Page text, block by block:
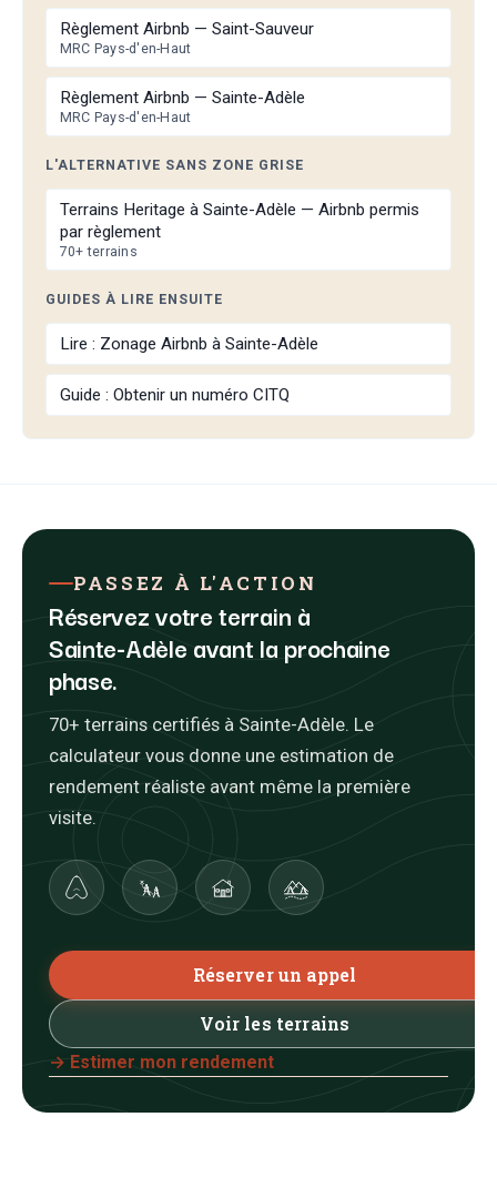
Règlement Airbnb — Saint-Sauveur
MRC Pays-d'en-Haut
Règlement Airbnb — Sainte-Adèle
MRC Pays-d'en-Haut
L'ALTERNATIVE SANS ZONE GRISE
Terrains Heritage à Sainte-Adèle — Airbnb permis
par règlement
70+ terrains
GUIDES À LIRE ENSUITE
Lire : Zonage Airbnb à Sainte-Adèle
Guide : Obtenir un numéro CITQ
PASSEZ À L'ACTION
Réservez votre terrain à
Sainte-Adèle avant la prochaine
phase.
70+ terrains certifiés à Sainte-Adèle. Le
calculateur vous donne une estimation de
rendement réaliste avant même la première
visite.
Réserver un appel
Voir les terrains
→ Estimer mon rendement